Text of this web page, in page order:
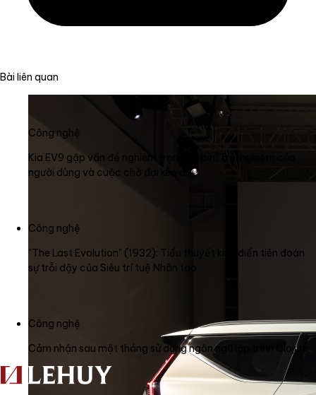
Bài liên quan
Công nghệ
Kia EV9 gặp vấn đề nghiêm trọng về pin: Trải nghiệm của
người dùng và cuộc chờ đợi kéo dài
Công nghệ
"The Last Evolution" (1932): Tiểu thuyết kinh điển tiên đoán
sự trỗi dậy của Siêu trí tuệ Nhân tạo
Công nghệ
Cảm nhận sau một tháng sử dụng ngôn ngữ lập trình Clojure